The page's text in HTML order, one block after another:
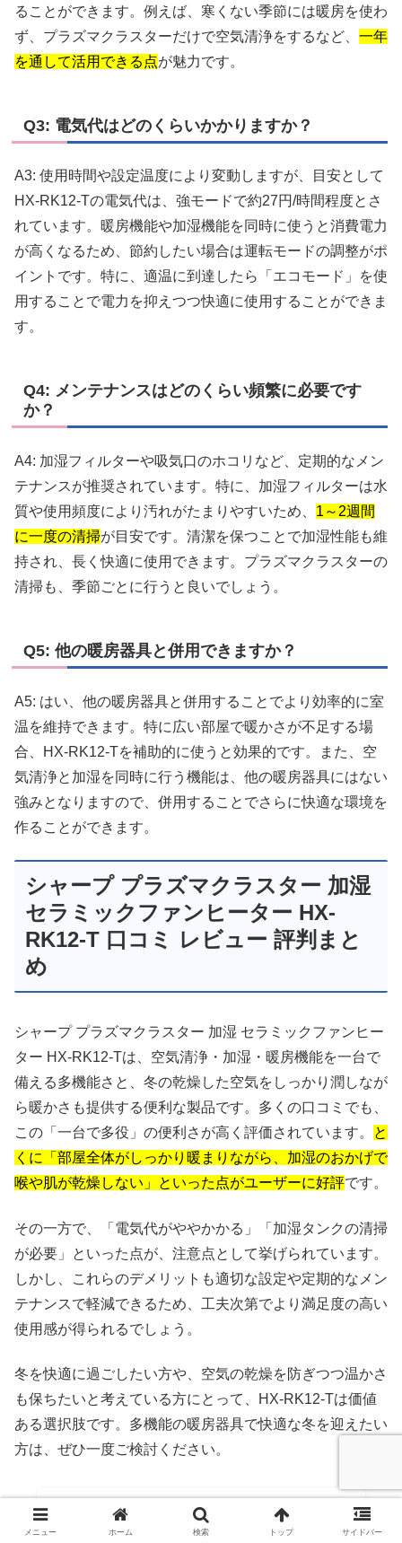
ることができます。例えば、寒くない季節には暖房を使わ
ず、プラズマクラスターだけで空気清浄をするなど、 一年
を通して活用できる点が魅力です。
Q3: 電気代はどのくらいかかりますか？
A3: 使用時間や設定温度により変動しますが、目安として
HX-RK12-Tの電気代は、強モードで約27円/時間程度とさ
れています。暖房機能や加湿機能を同時に使うと消費電力
が高くなるため、節約したい場合は運転モードの調整がポ
イントです。特に、適温に到達したら「エコモード」を使
用することで電力を抑えつつ快適に使用することができま
す。
Q4: メンテナンスはどのくらい頻繁に必要です
か？
A4: 加湿フィルターや吸気口のホコリなど、定期的なメン
テナンスが推奨されています。特に、加湿フィルターは水
質や使用頻度により汚れがたまりやすいため、 1～2週間
に一度の清掃が目安です。清潔を保つことで加湿性能も維
持され、長く快適に使用できます。プラズマクラスターの
清掃も、季節ごとに行うと良いでしょう。
Q5: 他の暖房器具と併用できますか？
A5: はい、他の暖房器具と併用することでより効率的に室
温を維持できます。特に広い部屋で暖かさが不足する場
合、HX-RK12-Tを補助的に使うと効果的です。また、空
気清浄と加湿を同時に行う機能は、他の暖房器具にはない
強みとなりますので、併用することでさらに快適な環境を
作ることができます。
シャープ プラズマクラスター 加湿
セラミックファンヒーター HX-
RK12-T 口コミ レビュー 評判まと
め
シャープ プラズマクラスター 加湿 セラミックファンヒー
ター HX-RK12-Tは、空気清浄・加湿・暖房機能を一台で
備える多機能さと、冬の乾燥した空気をしっかり潤しなが
ら暖かさも提供する便利な製品です。多くの口コミでも、
この「一台で多役」の便利さが高く評価されています。
と
くに「部屋全体がしっかり暖まりながら、加湿のおかげで
喉や肌が乾燥しない」といった点がユーザーに好評です。
その一方で、「電気代がややかかる」「加湿タンクの清掃
が必要」といった点が、注意点として挙げられています。
しかし、これらのデメリットも適切な設定や定期的なメン
テナンスで軽減できるため、工夫次第でより満足度の高い
使用感が得られるでしょう。
冬を快適に過ごしたい方や、空気の乾燥を防ぎつつ温かさ
も保ちたいと考えている方にとって、HX-RK12-Tは価値
ある選択肢です。多機能の暖房器具で快適な冬を迎えたい
方は、ぜひ一度ご検討ください。
メニュー ホーム 検索 トップ サイドバー